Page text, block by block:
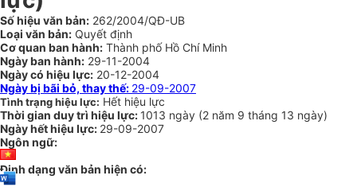
Số hiệu văn bản: 262/2004/QĐ-UB
Loại văn bản: Quyết định
Cơ quan ban hành: Thành phố Hồ Chí Minh
Ngày ban hành: 29-11-2004
Ngày có hiệu lực: 20-12-2004
Ngày bị bãi bỏ, thay thế: 29-09-2007
Tình trạng hiệu lực: Hết hiệu lực
Thời gian duy trì hiệu lực: 1013 ngày (2 năm 9 tháng 13 ngày)
Ngày hết hiệu lực: 29-09-2007
Ngôn ngữ:
Định dạng văn bản hiện có: